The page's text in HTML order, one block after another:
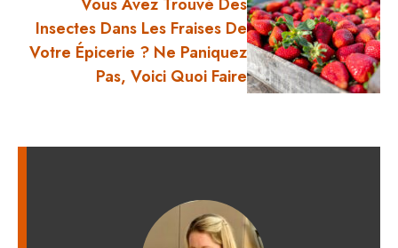
Insectes Dans Les Fraises De
Votre Épicerie ? Ne Paniquez
Pas, Voici Quoi Faire